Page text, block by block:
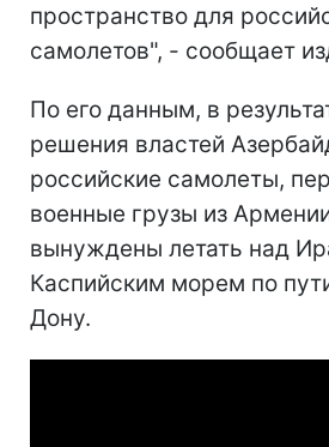
пространство для
самолетов", - сообщает
По его данным, в
решения властей
российские самолеты,
военные грузы из
вынуждены летать над
Каспийским морем по
Дону.